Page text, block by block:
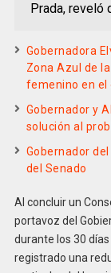
Prada, reveló
Gobernadora
Zona Azul de
femenino en el
Gobernador y
solución al
Gobernador
del Senado
Al concluir un
portavoz del
durante los 30
registrado una